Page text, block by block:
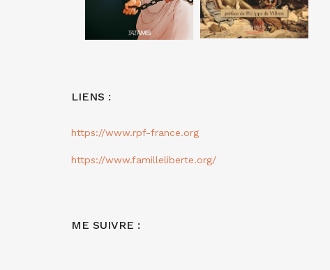
LIENS :
https://www.rpf-france.org
https://www.familleliberte.org/
ME SUIVRE :